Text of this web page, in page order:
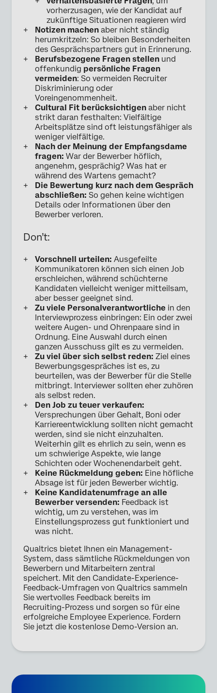
vorherzusagen, wie der Kandidat auf
zukünftige Situationen reagieren wird
Notizen machen aber nicht ständig
herumkritzeln: So bleiben Besonderheiten
des Gesprächspartners gut in Erinnerung.
Berufsbezogene Fragen stellen und
offenkundig persönliche Fragen
vermeiden: So vermeiden Recruiter
Diskriminierung oder
Voreingenommenheit.
Cultural Fit berücksichtigen aber nicht
strikt daran festhalten: Vielfältige
Arbeitsplätze sind oft leistungsfähiger als
weniger vielfältige.
Nach der Meinung der Empfangsdame
fragen: War der Bewerber höflich,
angenehm, gesprächig? Was hat er
während des Wartens gemacht?
Die Bewertung kurz nach dem Gespräch
abschließen: So gehen keine wichtigen
Details oder Informationen über den
Bewerber verloren.
Don’t:
Vorschnell urteilen: Ausgefeilte
Kommunikatoren können sich einen Job
erschleichen, während schüchterne
Kandidaten vielleicht weniger mitteilsam,
aber besser geeignet sind.
Zu viele Personalverantwortliche in den
Interviewprozess einbringen: Ein oder zwei
weitere Augen- und Ohrenpaare sind in
Ordnung. Eine Auswahl durch einen
ganzen Ausschuss gilt es zu vermeiden.
Zu viel über sich selbst reden: Ziel eines
Bewerbungsgespräches ist es, zu
beurteilen, was der Bewerber für die Stelle
mitbringt. Interviewer sollten eher zuhören
als selbst reden.
Den Job zu teuer verkaufen:
Versprechungen über Gehalt, Boni oder
Karriereentwicklung sollten nicht gemacht
werden, sind sie nicht einzuhalten.
Weiterhin gilt es ehrlich zu sein, wenn es
um schwierige Aspekte, wie lange
Schichten oder Wochenendarbeit geht.
Keine Rückmeldung geben: Eine höfliche
Absage ist für jeden Bewerber wichtig.
Keine Kandidatenumfrage an alle
Bewerber versenden: Feedback ist
wichtig, um zu verstehen, was im
Einstellungsprozess gut funktioniert und
was nicht.
Qualtrics bietet Ihnen ein Management-
System, dass sämtliche Rückmeldungen von
Bewerbern und Mitarbeitern zentral
speichert. Mit den Candidate-Experience-
Feedback-Umfragen von Qualtrics sammeln
Sie wertvolles Feedback bereits im
Recruiting-Prozess und sorgen so für eine
erfolgreiche Employee Experience. Fordern
Sie jetzt die kostenlose Demo-Version an.